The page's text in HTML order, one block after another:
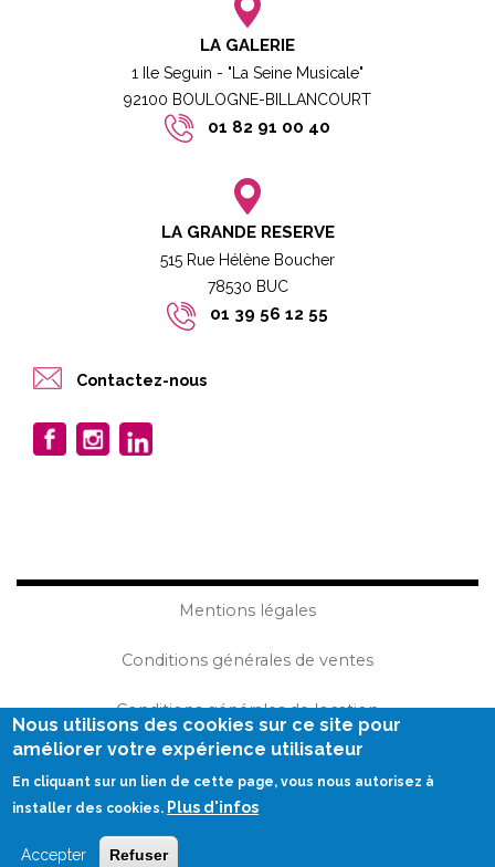
LA GALERIE
1 Ile Seguin - "La Seine Musicale"
92100 BOULOGNE-BILLANCOURT​
01 82 91 00 40
LA GRANDE RESERVE
515 Rue Hélène Boucher
78530 BUC​​
01 39 56 12 55
Contactez-nous
Mentions légales
Conditions générales de ventes
Conditions générales de location
Plan du site
Réalisation Becom
Nous utilisons des cookies sur ce site pour
améliorer votre expérience utilisateur
En cliquant sur un lien de cette page, vous nous autorisez à
installer des cookies. Plus d'infos
Accepter Refuser